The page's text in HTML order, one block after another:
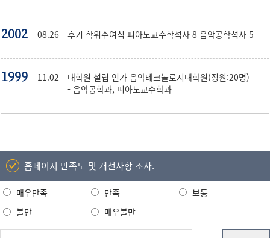
2002 08.26 후기 학위수여식 피아노교수학석사 8 음악공학석사 5
1999 11.02
대학원 설립 인가 음악테크놀로지대학원(정원:20명)
- 음악공학과, 피아노교수학과
홈페이지 만족도 및 개선사항 조사.
매우만족 만족
보통
불만
매우불만